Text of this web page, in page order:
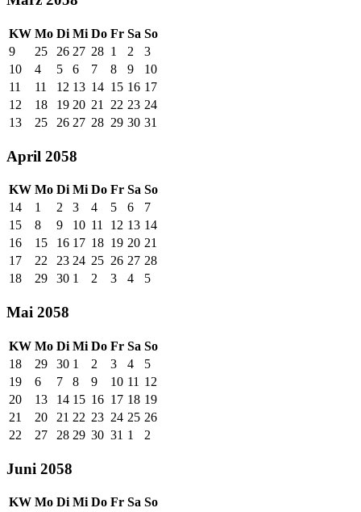
KW Mo Di Mi Do Fr Sa So
9
25 26 27 28 1 2
3
10
4 5 6 7 8 9
10
11
11 12 13 14 15 16 17
12
18 19 20 21 22 23 24
13
25 26 27 28 29 30 31
April 2058
KW Mo Di Mi Do Fr Sa So
14
1 2 3 4 5 6
7
15
8 9 10 11 12 13 14
16
15 16 17 18 19 20 21
17
22 23 24 25 26 27 28
18
29 30 1 2 3 4 5
Mai 2058
KW Mo Di Mi Do Fr Sa So
18
29 30 1 2 3 4
5
19
6 7 8 9 10 11 12
20
13 14 15 16 17 18 19
21
20 21 22 23 24 25 26
22
27 28 29 30 31 1 2
Juni 2058
KW Mo Di Mi Do Fr Sa So